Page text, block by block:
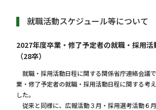
就職活動スケジュール等について
2027年度卒業・修了予定者の就職・採用活
（28卒）
就職・採用活動日程に関する関係省庁連絡会議
業・修了予定者の就職・採用活動日程に関する考
した。
従来と同様に、広報活動３月・採用選考活動６